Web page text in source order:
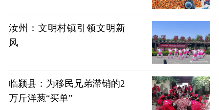
汝州：文明村镇引领文明新
风
临颍县：为移民兄弟滞销的2
万斤洋葱“买单”